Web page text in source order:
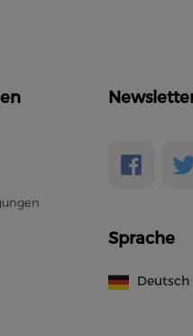
Sprache
Deutsch